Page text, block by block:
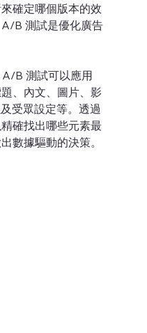
確定哪個版本的效
B 測試是優化廣告
B 測試可以應用
、內文、圖片、影
受眾設定等。透過
確找出哪些元素最
數據驅動的決策。